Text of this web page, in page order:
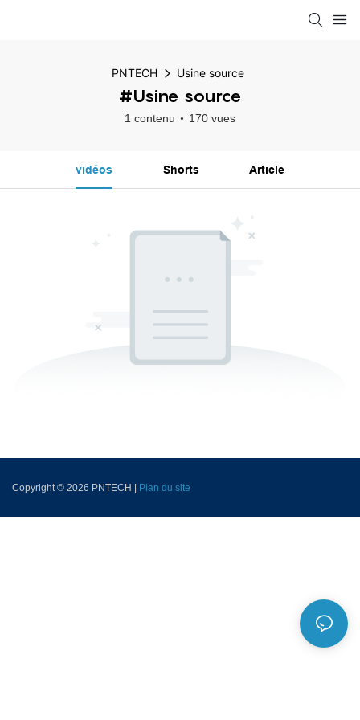
PNTECH Usine source
#Usine source
1 contenu 170 vues
vidéos Shorts Article
Copyright © 2026 PNTECH | Plan du site